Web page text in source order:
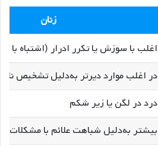
زنان
اغلب با سوزش یا تکرر ادرار (اشتباه با
در اغلب موارد دیرتر به‌دلیل تشخیص
درد در لگن یا زیر شکم
بیشتر به‌دلیل شباهت علائم با مشکلات